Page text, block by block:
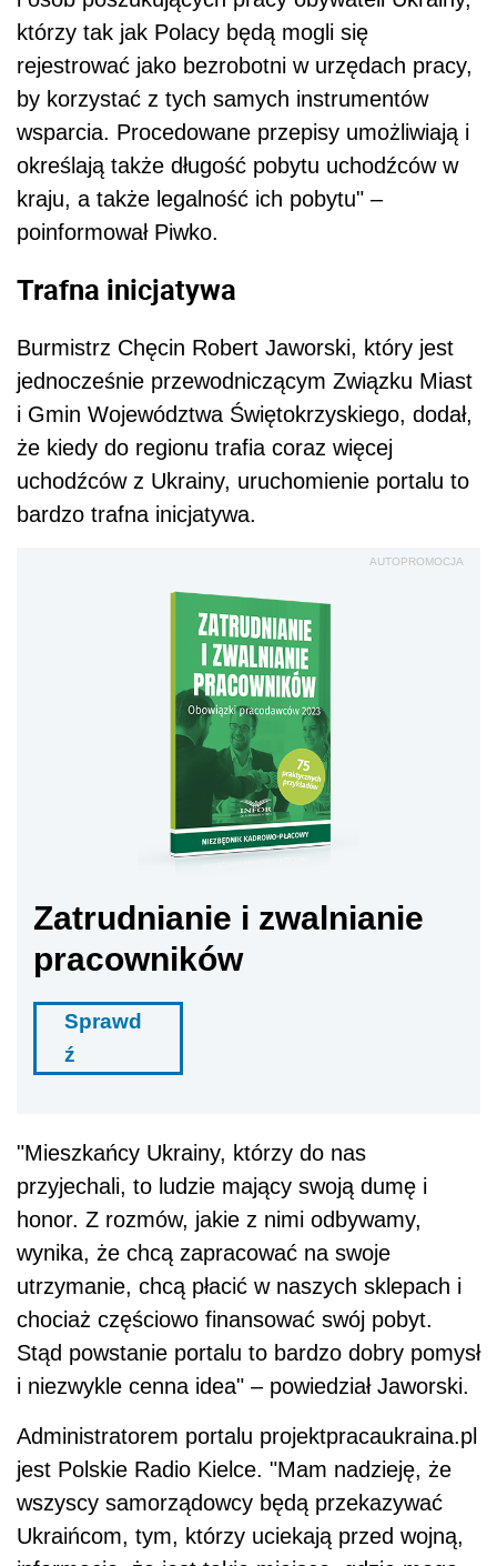
którzy tak jak Polacy będą mogli się
rejestrować jako bezrobotni w urzędach pracy,
by korzystać z tych samych instrumentów
wsparcia. Procedowane przepisy umożliwiają i
określają także długość pobytu uchodźców w
kraju, a także legalność ich pobytu" –
poinformował Piwko.
Trafna inicjatywa
Burmistrz Chęcin Robert Jaworski, który jest
jednocześnie przewodniczącym Związku Miast
i Gmin Województwa Świętokrzyskiego, dodał,
że kiedy do regionu trafia coraz więcej
uchodźców z Ukrainy, uruchomienie portalu to
bardzo trafna inicjatywa.
AUTOPROMOCJA
Zatrudnianie i zwalnianie
pracowników
Sprawd
ź
"Mieszkańcy Ukrainy, którzy do nas
przyjechali, to ludzie mający swoją dumę i
honor. Z rozmów, jakie z nimi odbywamy,
wynika, że chcą zapracować na swoje
utrzymanie, chcą płacić w naszych sklepach i
chociaż częściowo finansować swój pobyt.
Stąd powstanie portalu to bardzo dobry pomysł
i niezwykle cenna idea" – powiedział Jaworski.
Administratorem portalu projektpracaukraina.pl
jest Polskie Radio Kielce. "Mam nadzieję, że
wszyscy samorządowcy będą przekazywać
Ukraińcom, tym, którzy uciekają przed wojną,